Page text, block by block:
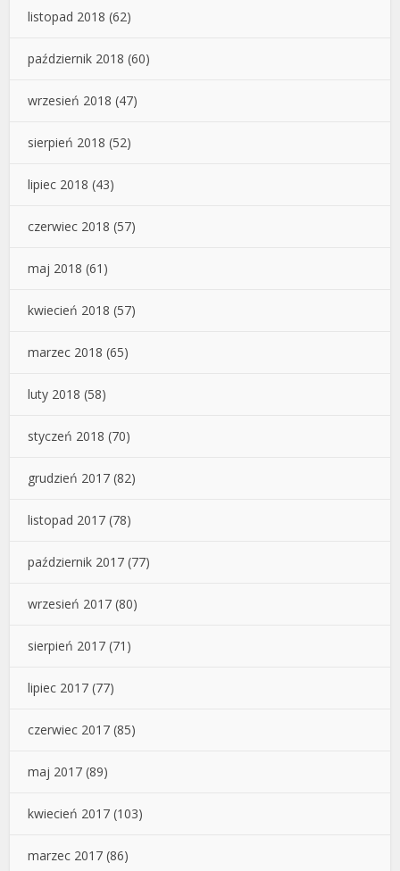
listopad 2018 (62)
październik 2018 (60)
wrzesień 2018 (47)
sierpień 2018 (52)
lipiec 2018 (43)
czerwiec 2018 (57)
maj 2018 (61)
kwiecień 2018 (57)
marzec 2018 (65)
luty 2018 (58)
styczeń 2018 (70)
grudzień 2017 (82)
listopad 2017 (78)
październik 2017 (77)
wrzesień 2017 (80)
sierpień 2017 (71)
lipiec 2017 (77)
czerwiec 2017 (85)
maj 2017 (89)
kwiecień 2017 (103)
marzec 2017 (86)